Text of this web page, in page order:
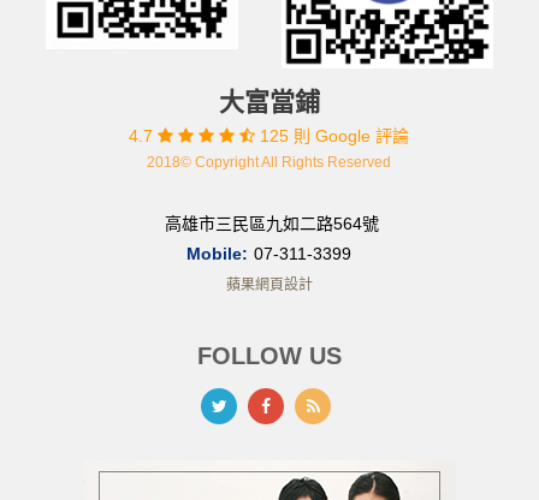
大富當鋪
4.7 125 則 Google 評論
2018© Copyright All Rights Reserved
高雄市三民區九如二路564號
Mobile: 07-311-3399
蘋果網頁設計
FOLLOW US